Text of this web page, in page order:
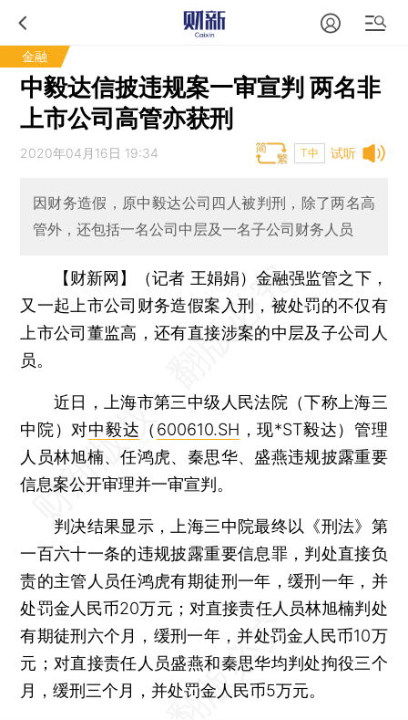
金融
中毅达信披违规案一审宣判 两名非
上市公司高管亦获刑
试听
2020年04月16日 19:34 T中
因财务造假，原中毅达公司四人被判刑，除了两名高
管外，还包括一名公司中层及一名子公司财务人员
【财新网】（记者 王娟娟） 金融强监管之下，
又一起上市公司财务造假案入刑，被处罚的不仅有
上市公司董监高，还有直接涉案的中层及子公司人
员。
近日，上海市第三中级人民法院（下称上海三
中院）对中毅达 （ 600610.SH ，现*ST毅达）管理
人员林旭楠、任鸿虎、秦思华、盛燕违规披露重要
信息案公开审理并一审宣判。
判决结果显示，上海三中院最终以《刑法》第
一百六十一条的违规披露重要信息罪，判处直接负
责的主管人员任鸿虎有期徒刑一年，缓刑一年，并
处罚金人民币20万元；对直接责任人员林旭楠判处
有期徒刑六个月，缓刑一年，并处罚金人民币10万
元；对直接责任人员盛燕和秦思华均判处拘役三个
月，缓刑三个月，并处罚金人民币5万元。